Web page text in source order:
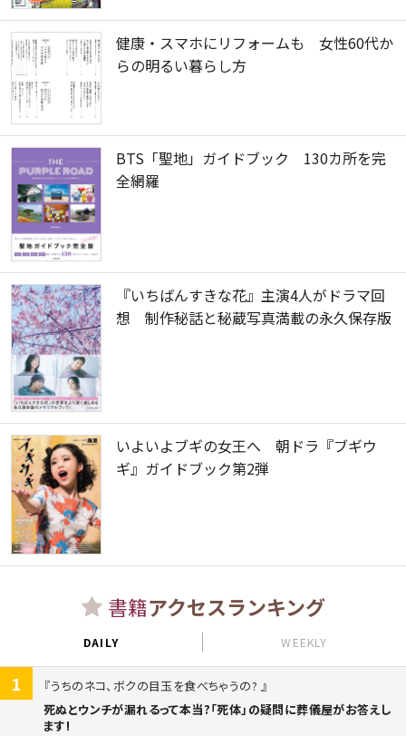
健康・スマホにリフォームも 女性60代か
らの明るい暮らし方
BTS「聖地」ガイドブック 130カ所を完
全網羅
『いちばんすきな花』主演4人がドラマ回
想 制作秘話と秘蔵写真満載の永久保存版
いよいよブギの女王へ 朝ドラ『ブギウ
ギ』ガイドブック第2弾
書籍アクセスランキング
DAILY WEEKLY
1
うちのネコ、ボクの目玉を食べちゃうの?
死ぬとウンチが漏れるって本当?「死体」の疑問に葬儀屋がお答えし
ます!